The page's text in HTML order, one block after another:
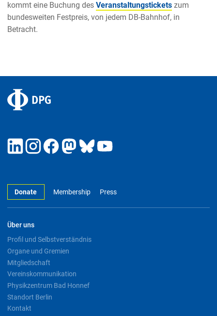
kommt eine Buchung des Veranstaltungstickets zum
bundesweiten Festpreis, von jedem DB-Bahnhof, in
Betracht.
Donate Membership Press
Über uns
Profil und Selbstverständnis
Organe und Gremien
Mitgliedschaft
Vereinskommunikation
Physikzentrum Bad Honnef
Standort Berlin
Kontakt